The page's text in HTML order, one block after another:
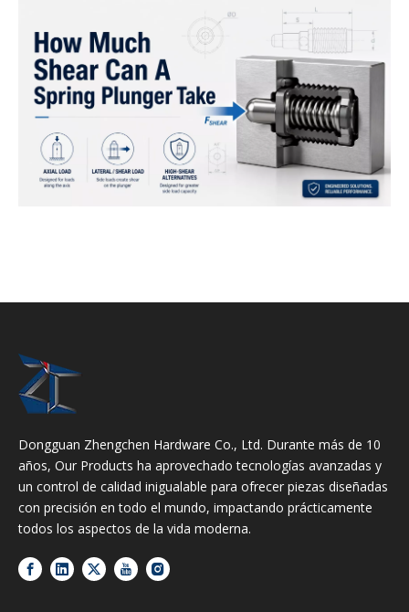
Dongguan Zhengchen Hardware Co., Ltd. Durante más de 10
años, Our Products ha aprovechado tecnologías avanzadas y
un control de calidad inigualable para ofrecer piezas diseñadas
con precisión en todo el mundo, impactando prácticamente
todos los aspectos de la vida moderna.